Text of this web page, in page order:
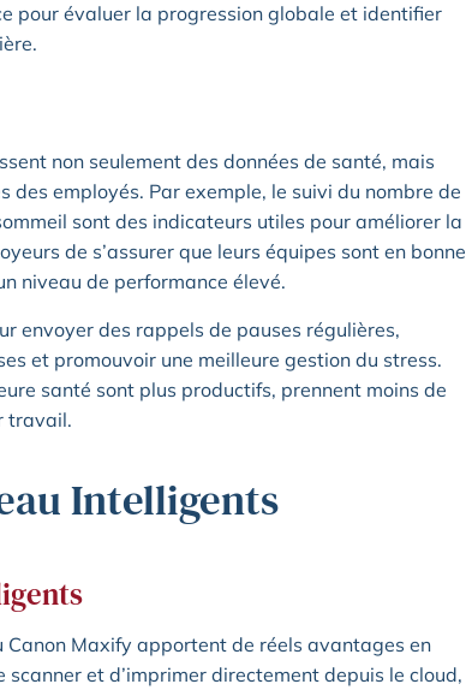
pour évaluer la progression globale et identifier
non seulement des données de santé, mais
employés. Par exemple, le suivi du nombre de
sont des indicateurs utiles pour améliorer la
de s’assurer que leurs équipes sont en bonne
niveau de performance élevé.
envoyer des rappels de pauses régulières,
et promouvoir une meilleure gestion du stress.
santé sont plus productifs, prennent moins de
travail.
Intelligents
Canon Maxify apportent de réels avantages en
et d’imprimer directement depuis le cloud,